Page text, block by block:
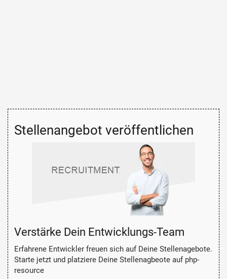
Stellenangebot veröffentlichen
Verstärke Dein Entwicklungs-Team
Erfahrene Entwickler freuen sich auf Deine Stellenagebote.
Starte jetzt und platziere Deine Stellenagbeote auf php-
resource